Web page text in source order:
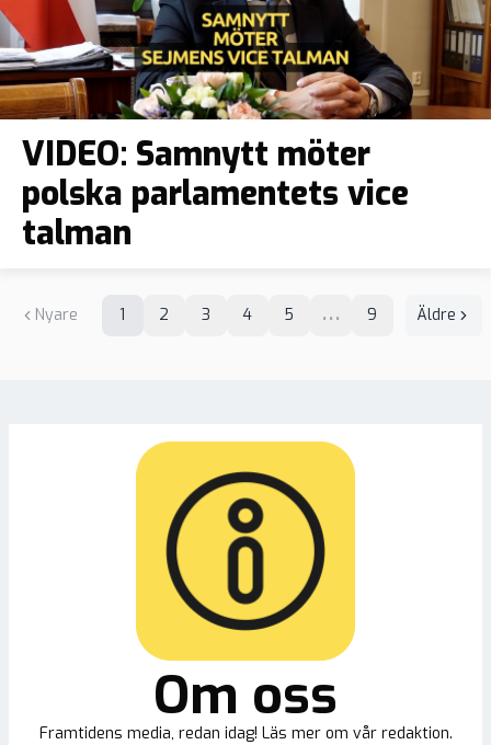
VIDEO: Samnytt möter
polska parlamentets vice
talman
Nyare 1 2 3 4 5 ••• 9 Äldre
Om oss
Framtidens media, redan idag! Läs mer om vår redaktion.